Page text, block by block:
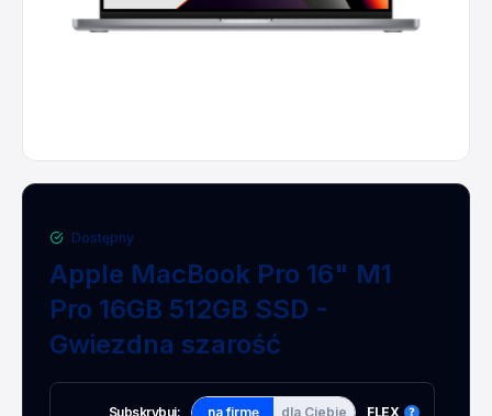
Dostępny
Apple MacBook Pro 16" M1
Pro 16GB 512GB SSD -
Gwiezdna szarość
Subskrybuj: na firmę dla Ciebie FLEX